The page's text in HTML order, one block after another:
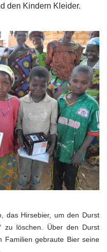
den Kindern Kleider.
das Hirsebier, um den Durst
zu löschen. Über den Durst
Familien gebraute Bier seine